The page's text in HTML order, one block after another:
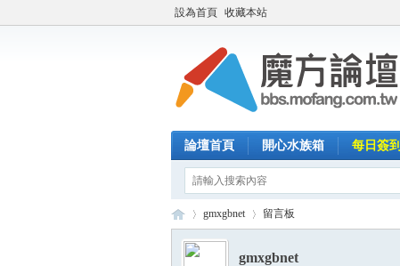
設為首頁 收藏本站
論壇首頁 開心水族箱 每日簽到
gmxgbnet 留言板
gmxgbnet